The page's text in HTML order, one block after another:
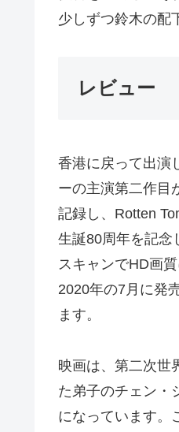
少しずつ鈴木の配
レビュー
香港に戻って出演
ーの主演第二作目
記録し、Rotten
生誕80周年を記念
スキャンでHD画
2020年の7月に発
ます。
映画は、第二次世
た弟子のチェン・
になっています。